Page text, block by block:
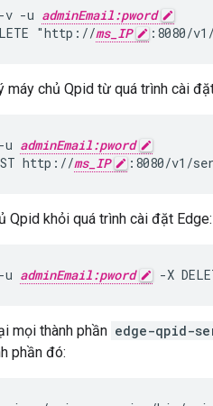
-u adminEmail:pword
"http://
ms_IP :8080/
máy chủ Qpid từ quá trình cài
adminEmail:pword
http://
ms_IP :8080/v1/
Qpid khỏi quá trình cài đặt Edge:
adminEmail:pword -X
mọi thành phần edge-qpid-
phần đó: